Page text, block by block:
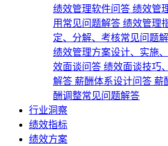
绩效管理软件问答 绩效管
用常见问题解答 绩效管理
定、分解、考核常见问题
绩效管理方案设计、实施
效面谈问答 绩效面谈技巧
解答 薪酬体系设计问答 薪
酬调整常见问题解答
行业洞察
绩效指标
绩效方案